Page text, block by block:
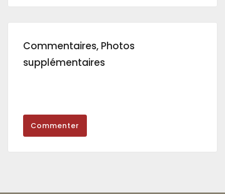
Commentaires, Photos
supplémentaires
Commenter